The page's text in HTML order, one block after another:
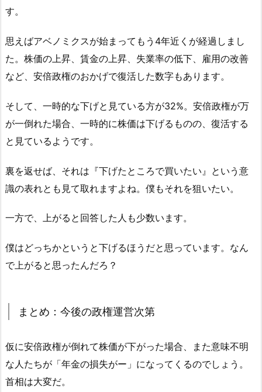
す。
思えばアベノミクスが始まってもう4年近くが経過しまし
た。株価の上昇、賃金の上昇、失業率の低下、雇用の改善
など、安倍政権のおかげで復活した数字もあります。
そして、一時的な下げと見ている方が32%。安倍政権が万
が一倒れた場合、一時的に株価は下げるものの、復活する
と見ているようです。
裏を返せば、それは『下げたところで買いたい』という意
識の表れとも見て取れますよね。僕もそれを狙いたい。
一方で、上がると回答した人も少数います。
僕はどっちかというと下げるほうだと思っています。なん
で上がると思ったんだろ？
まとめ：今後の政権運営次第
仮に安倍政権が倒れて株価が下がった場合、また意味不明
な人たちが「年金の損失がー」になってくるのでしょう。
首相は大変だ。